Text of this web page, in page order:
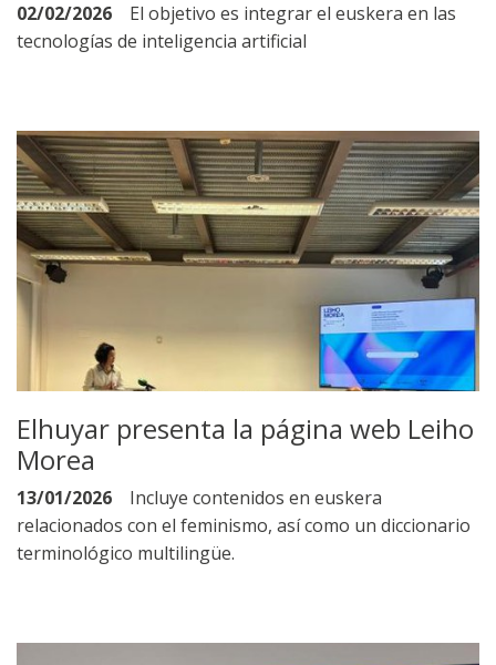
02/02/2026
El objetivo es integrar el euskera en las
tecnologías de inteligencia artificial
Elhuyar presenta la página web Leiho
Morea
13/01/2026
Incluye contenidos en euskera
relacionados con el feminismo, así como un diccionario
terminológico multilingüe.